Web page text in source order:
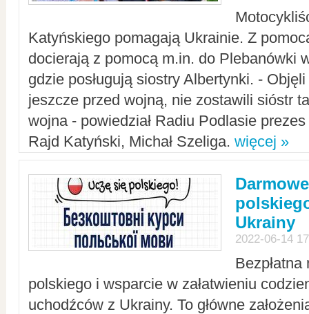
Katyńskiego pomagają Ukrainie. Z
docierają z pomocą m.in. do Plebanówki
gdzie posługują siostry Albertynki. -
jeszcze przed wojną, nie zostawili sióstr
wojna - powiedział Radiu Podlasie
Rajd Katyński, Michał Szeliga. więcej »
Ukrainy
2022-06-14
polskiego i wsparcie w załatwieniu
uchodźców z Ukrainy. To główne